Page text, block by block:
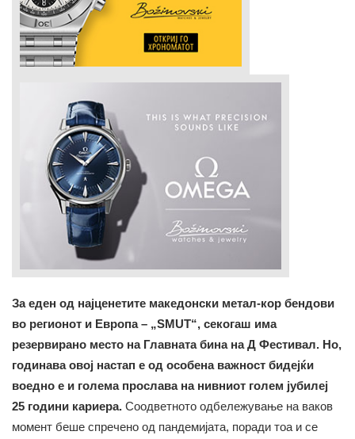
За еден од најценетите македонски метал-кор бендови
во регионот и Европа – „SMUT“, секогаш има
резервирано место на Главната бина на Д Фестивал. Но,
годинава овој настап е од особена важност бидејќи
воедно е и голема прослава на нивниот голем јубилеј
25 години кариера. Соодветното одбележување на ваков
момент беше спречено од пандемијата, поради тоа и се